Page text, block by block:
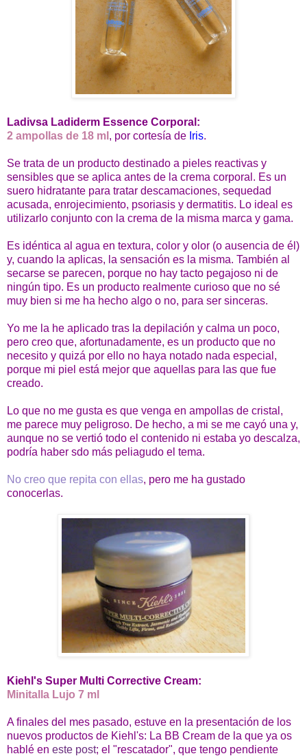
Ladivsa Ladiderm Essence Corporal:
2 ampollas de 18 ml , por cortesía de Iris.
Se trata de un producto destinado a pieles reactivas y
sensibles que se aplica antes de la crema corporal. Es un
suero hidratante para tratar descamaciones, sequedad
acusada, enrojecimiento, psoriasis y dermatitis. Lo ideal es
utilizarlo conjunto con la crema de la misma marca y gama.
Es idéntica al agua en textura, color y olor (o ausencia de él)
y, cuando la aplicas, la sensación es la misma. También al
secarse se parecen, porque no hay tacto pegajoso ni de
ningún tipo. Es un producto realmente curioso que no sé
muy bien si me ha hecho algo o no, para ser sinceras.
Yo me la he aplicado tras la depilación y calma un poco,
pero creo que, afortunadamente, es un producto que no
necesito y quizá por ello no haya notado nada especial,
porque mi piel está mejor que aquellas para las que fue
creado.
Lo que no me gusta es que venga en ampollas de cristal,
me parece muy peligroso. De hecho, a mi se me cayó una y,
aunque no se vertió todo el contenido ni estaba yo descalza,
podría haber sdo más peliagudo el tema.
No creo que repita con ellas, pero me ha gustado
conocerlas.
Kiehl's Super Multi Corrective Cream:
Minitalla Lujo 7 ml
A finales del mes pasado, estuve en la presentación de los
nuevos productos de Kiehl's: La BB Cream de la que ya os
hablé en este post; el "rescatador", que tengo pendiente